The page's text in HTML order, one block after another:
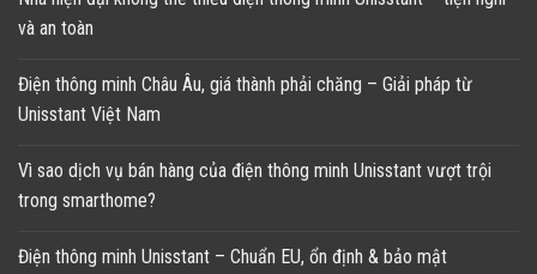
và an toàn
Điện thông minh Châu Âu, giá thành phải chăng – Giải pháp từ
Unisstant Việt Nam
Vì sao dịch vụ bán hàng của điện thông minh Unisstant vượt trội
trong smarthome?
Điện thông minh Unisstant – Chuẩn EU, ổn định & bảo mật